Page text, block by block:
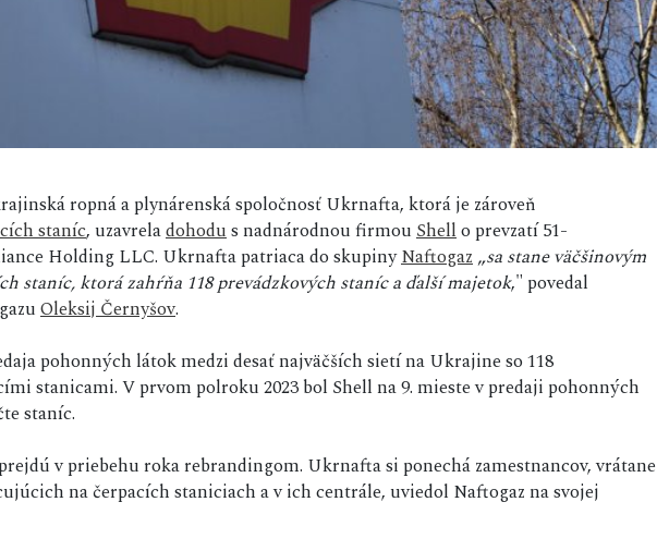
ropná a plynárenská spoločnosť Ukrnafta, ktorá je zároveň
staníc, uzavreladohodus nadnárodnou firmouShello prevzatí 51-
Holding LLC. Ukrnafta patriaca do skupinyNaftogaz„sa stane väčšinovým
staníc, ktorá zahŕňa 118 prevádzkových staníc a ďalší majetok," povedal
Oleksij Černyšov.
pohonných látok medzi desať najväčších sietí na Ukrajine so 118
stanicami. V prvom polroku 2023 bol Shell na 9. mieste v predaji pohonných
staníc.
v priebehu roka rebrandingom. Ukrnafta si ponechá zamestnancov, vrátane
na čerpacích staniciach a v ich centrále, uviedol Naftogaz na svojej